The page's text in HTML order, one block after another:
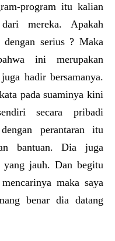
program itu kalian
mereka. Apakah
serius ? Maka
ini merupakan
hadir bersamanya.
pada suaminya kini
secara pribadi
perantaran itu
bantuan. Dia juga
yang jauh. Dan begitu
maka saya
benar dia datang